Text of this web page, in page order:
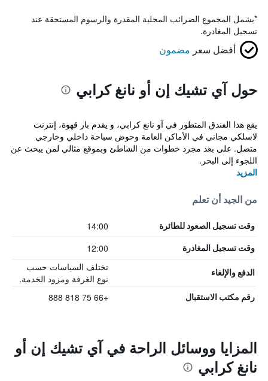
*يشمل المجموع الضرائب المحلية المقدرة والرسوم المستحقة عند
تسجيل المغادرة.
أفضل سعر مضمون
حول آي تشيك إن أو نانغ كرابي
يقع هذا الفندق المتطور في آو نانغ كرابي، و يقدم بار قهوة، إنترنت
لاسلكي مجاني في الأماكن العامة وحوض سباحة داخلي وخارجي
متصل. على بعد مجرد خطوات من الشاطئ وبموقع مثالي لمن يبحث عن
اللجوء إلى البحر.
المزيد
من الجيد أن تعلم
وقت تسجيل الصعود للطائرة 14:00
وقت تسجيل المغادرة 12:00
الدفع والإلغاء
تختلف السياسات حسب
نوع الغرفة ومزود الخدمة.
رقم مكتب الاستقبال +66 75 818 888
المزايا ووسائل الراحة في آي تشيك إن أو
نانغ كرابي